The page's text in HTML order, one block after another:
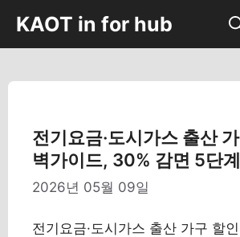
츠
건
KAOT in for hub
전기요금·도시가스 출산
벽가이드, 30% 감면 5단
2026년 05월 09일
전기요금·도시가스 출산 가구 할